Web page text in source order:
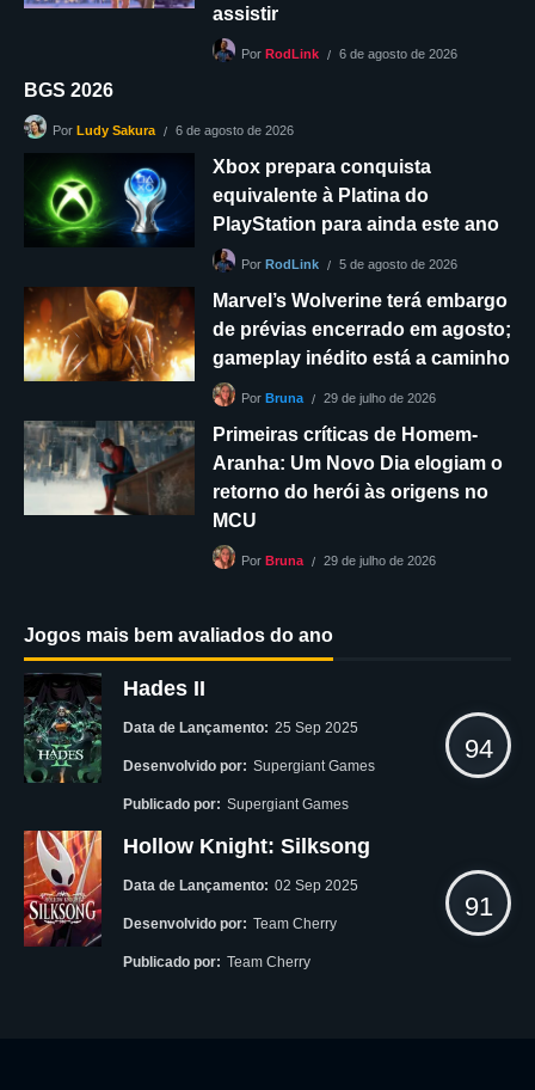
assistir
Por RodLink 6 de agosto de 2026
BGS 2026
Por Ludy Sakura 6 de agosto de 2026
Xbox prepara conquista
equivalente à Platina do
PlayStation para ainda este ano
Por RodLink 5 de agosto de 2026
Marvel’s Wolverine terá embargo
de prévias encerrado em agosto;
gameplay inédito está a caminho
Por Bruna 29 de julho de 2026
Primeiras críticas de Homem-
Aranha: Um Novo Dia elogiam o
retorno do herói às origens no
MCU
Por Bruna 29 de julho de 2026
Jogos mais bem avaliados do ano
Hades II
Data de Lançamento: 25 Sep 2025
Desenvolvido por: Supergiant Games
Publicado por: Supergiant Games
94
Hollow Knight: Silksong
Data de Lançamento: 02 Sep 2025
Desenvolvido por: Team Cherry
Publicado por: Team Cherry
91